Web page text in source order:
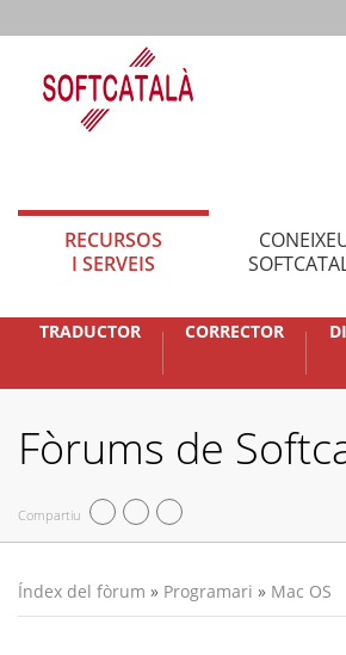
RECURSOS
I SERVEIS
TRADUCTOR CORRECTOR
Fòrums de
Compartiu
Índex del fòrum » Programari » Mac OS